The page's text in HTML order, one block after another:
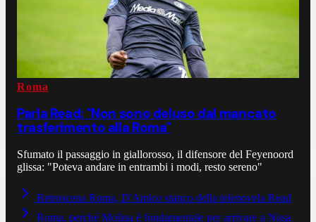
Roma
Parla Read: "Non sono deluso dal mancato
trasferimento alla Roma"
Sfumato il passaggio in giallorosso, il difensore del Feyenoord
glissa: "Poteva andare in entrambi i modi, resto sereno"
Retroscena Roma, D'Amico stanco della telenovela Read
Roma, perché Molina è fondamentale per arrivare a Nusa